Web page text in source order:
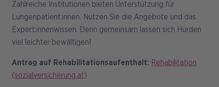
Zahlreiche Institutionen bieten Unterstützung für
Lungenpatient:innen. Nutzen Sie die Angebote und das
Expert:innenwissen. Denn gemeinsam lassen sich Hürden
viel leichter bewältigen!
Antrag auf Rehabilitationsaufenthalt: Rehabilitation
(sozialversicherung.at)